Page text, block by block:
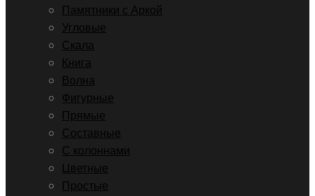
Памятники с Аркой
Угловые
Скала
Книга
Волна
Фигурные
Прямые
Составные
С колоннами
Цветные
Простые